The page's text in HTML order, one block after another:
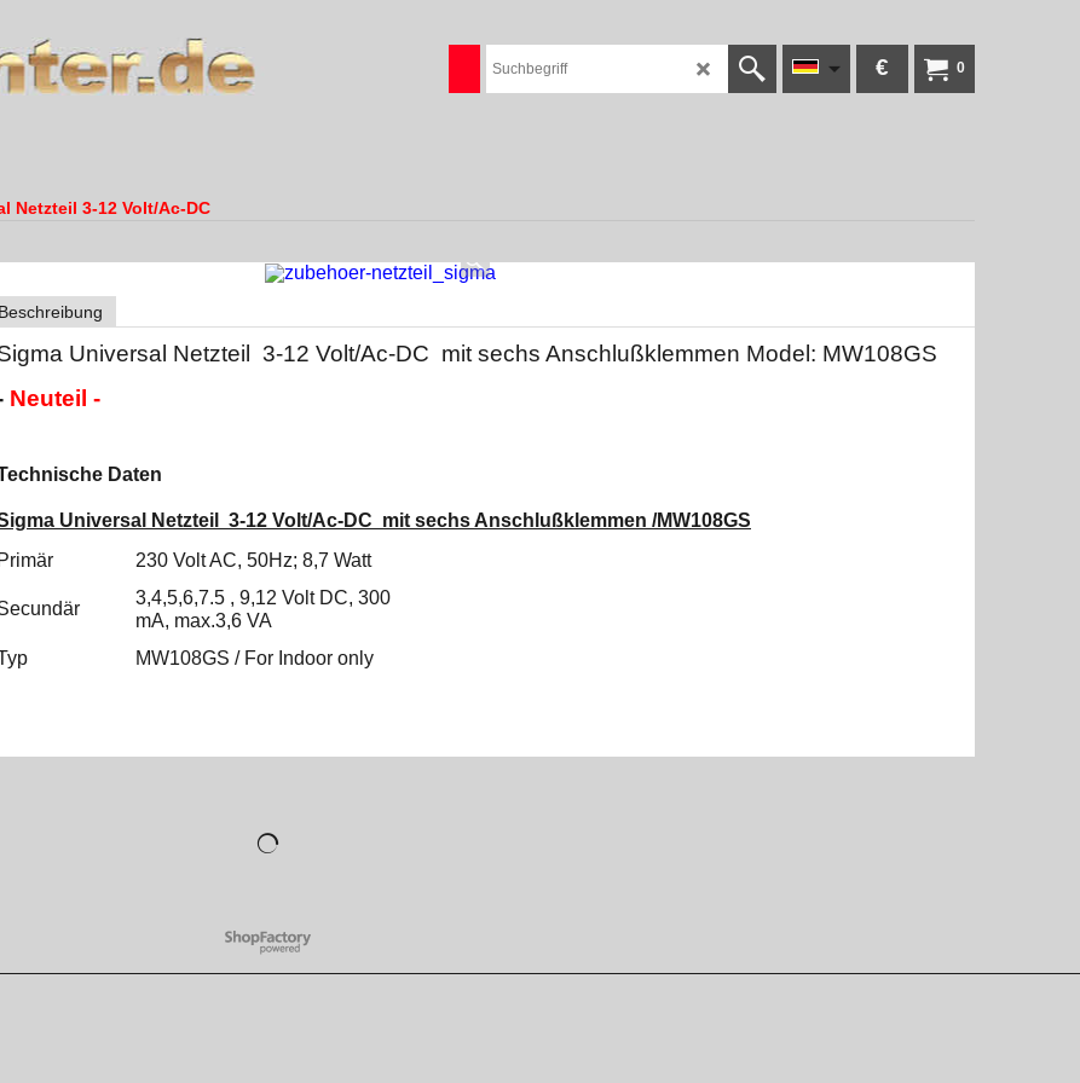
0
€
Netzteil 3-12 Volt/Ac-DC
Beschreibung
Universal Netzteil 3-12 Volt/Ac-DC mit sechs Anschlußklemmen Model: MW108GS
Neuteil -
Daten
Universal Netzteil 3-12 Volt/Ac-DC mit sechs Anschlußklemmen /MW108GS
Primär
230 Volt AC, 50Hz; 8,7 Watt
3,4,5,6,7.5 , 9,12 Volt DC, 300
mA, max.3,6 VA
MW108GS / For Indoor only
WebShop erstellt mit
ShopFactory Shop